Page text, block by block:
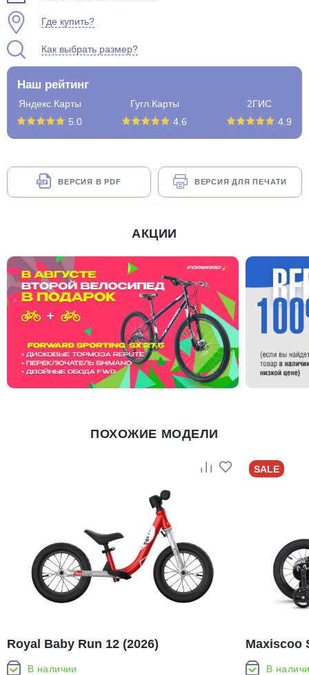
Где купить?
Как выбрать размер?
Наш рейтинг
Яндекс.Карты
5.0
Гугл.Карты
4.6
2ГИС
4.9
ВЕРСИЯ В PDF ВЕРСИЯ ДЛЯ ПЕЧАТИ
АКЦИИ
ПОХОЖИЕ МОДЕЛИ
Royal Baby Run 12 (2026)
В наличии
SALE
Maxiscoo
(2026)
В